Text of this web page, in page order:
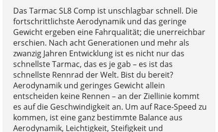
Das Tarmac SL8 Comp ist unschlagbar schnell. Die
fortschrittlichste Aerodynamik und das geringe
Gewicht ergeben eine Fahrqualität; die unerreichbar
erschien. Nach acht Generationen und mehr als
zwanzig Jahren Entwicklung ist es nicht nur das
schnellste Tarmac, das es je gab – es ist das
schnellste Rennrad der Welt. Bist du bereit?
Aerodynamik und geringes Gewicht allein
entscheiden keine Rennen – an der Ziellinie kommt
es auf die Geschwindigkeit an. Um auf Race-Speed zu
kommen, ist eine ganz bestimmte Balance aus
Aerodynamik, Leichtigkeit, Steifigkeit und